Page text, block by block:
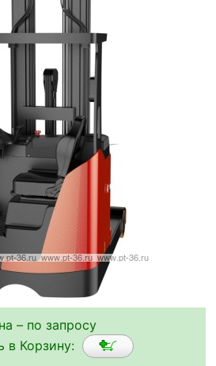
– по запросу
в Корзину: